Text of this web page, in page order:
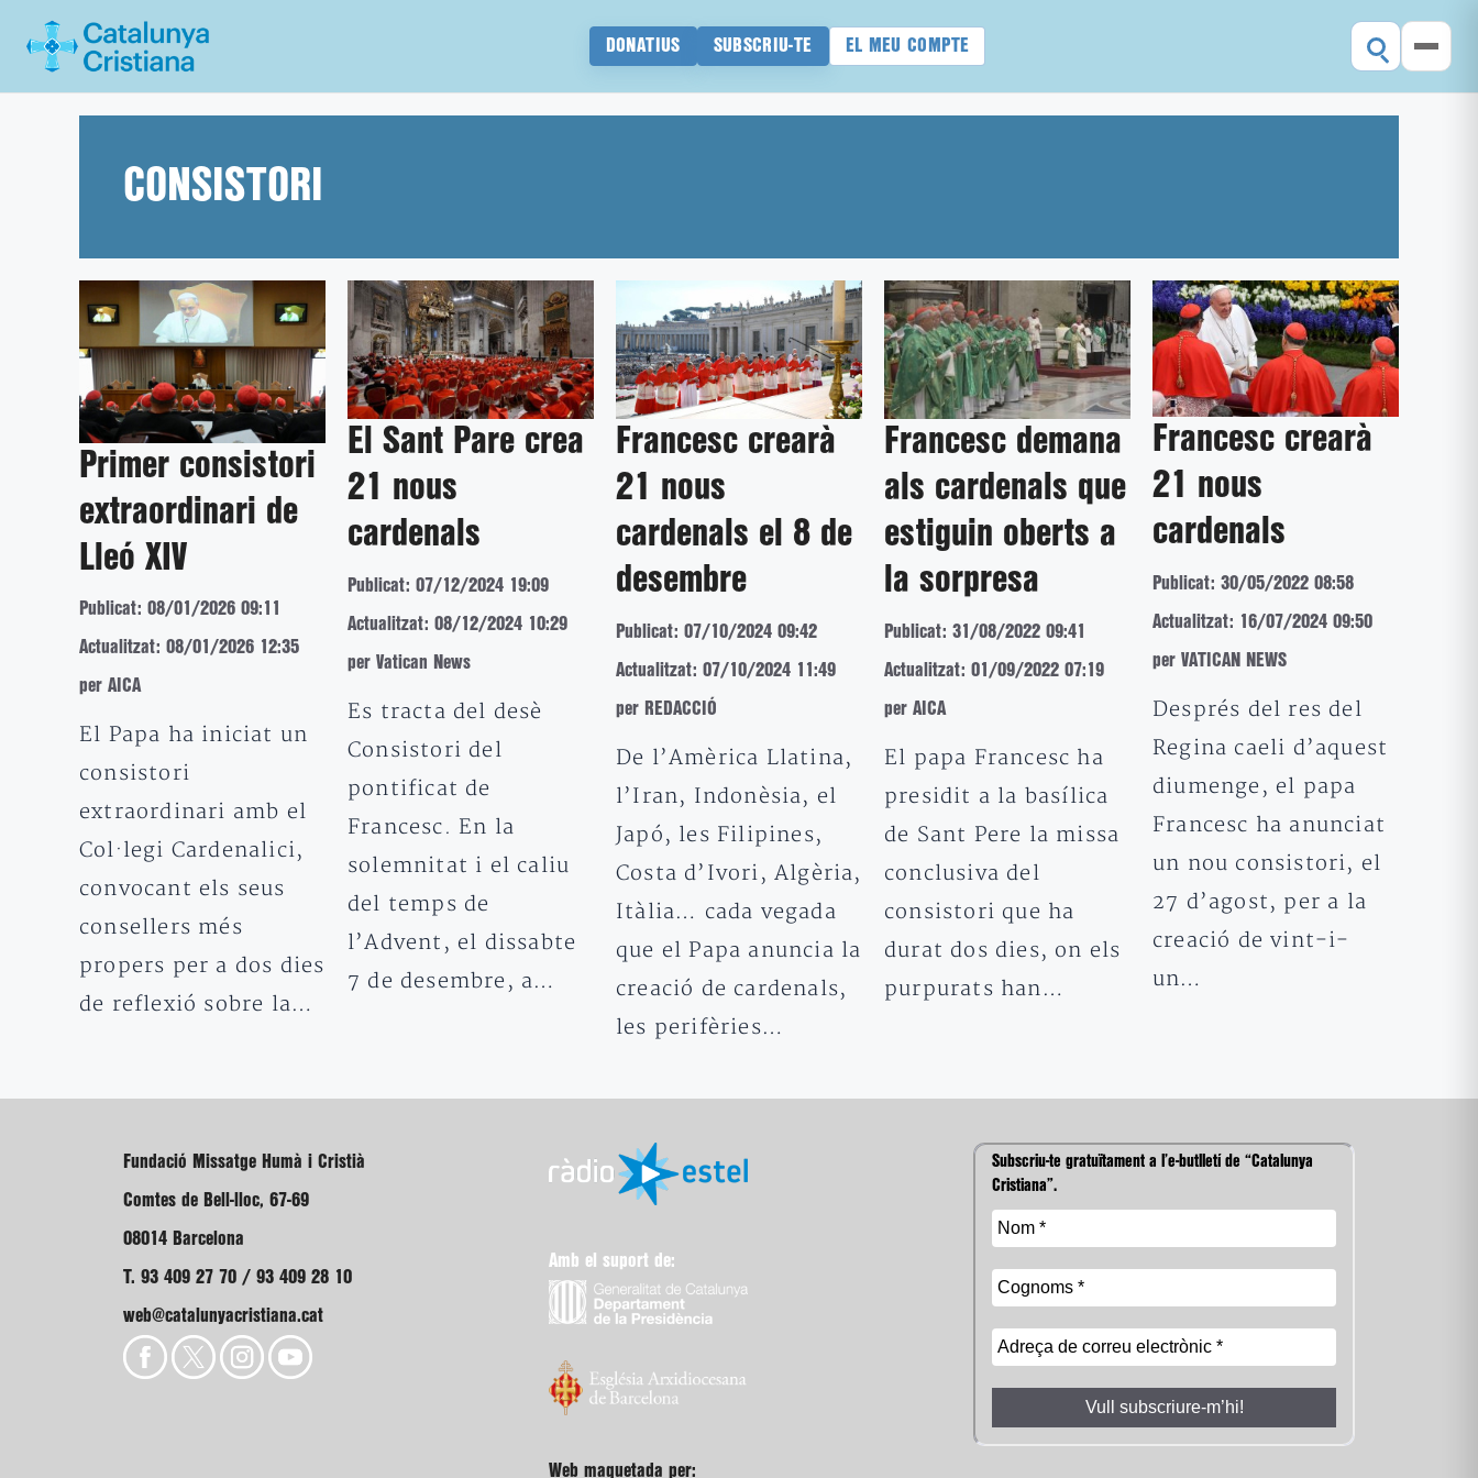
DONATIUS SUBSCRIU-TE EL MEU COMPTE
CONSISTORI
Primer consistori
extraordinari de
Lleó XIV
Publicat: 08/01/2026 09:11
Actualitzat: 08/01/2026 12:35
per AICA
El Papa ha iniciat un
consistori
extraordinari amb el
Col·legi Cardenalici,
convocant els seus
consellers més
propers per a dos dies
de reflexió sobre la…
El Sant Pare crea
21 nous
cardenals
Publicat: 07/12/2024 19:09
Actualitzat: 08/12/2024 10:29
per Vatican News
Es tracta del desè
Consistori del
pontificat de
Francesc. En la
solemnitat i el caliu
del temps de
l’Advent, el dissabte
7 de desembre, a…
Francesc crearà
21 nous
cardenals el 8 de
desembre
Publicat: 07/10/2024 09:42
Actualitzat: 07/10/2024 11:49
per REDACCIÓ
De l’Amèrica Llatina,
l’Iran, Indonèsia, el
Japó, les Filipines,
Costa d’Ivori, Algèria,
Itàlia… cada vegada
que el Papa anuncia la
creació de cardenals,
les perifèries…
Francesc demana
als cardenals que
estiguin oberts a
la sorpresa
Publicat: 31/08/2022 09:41
Actualitzat: 01/09/2022 07:19
per AICA
El papa Francesc ha
presidit a la basílica
de Sant Pere la missa
conclusiva del
consistori que ha
durat dos dies, on els
purpurats han…
Francesc crearà
21 nous
cardenals
Publicat: 30/05/2022 08:58
Actualitzat: 16/07/2024 09:50
per VATICAN NEWS
Després del res del
Regina caeli d’aquest
diumenge, el papa
Francesc ha anunciat
un nou consistori, el
27 d’agost, per a la
creació de vint-i-
un…
Fundació Missatge Humà i Cristià
Comtes de Bell-lloc, 67-69
08014 Barcelona
T. 93 409 27 70 / 93 409 28 10
web@catalunyacristiana.cat
Amb el suport de:
Web maquetada per:
Subscriu-te gratuïtament a l’e-butlletí de “Catalunya
Cristiana”.